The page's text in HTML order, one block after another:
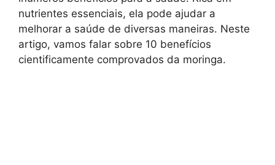
nutrientes essenciais, ela pode ajudar a
melhorar a saúde de diversas maneiras. Neste
artigo, vamos falar sobre 10 benefícios
cientificamente comprovados da moringa.